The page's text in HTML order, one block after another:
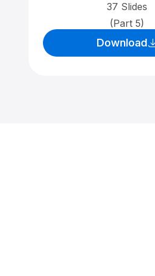
37 Slides
(Part 5)
Download